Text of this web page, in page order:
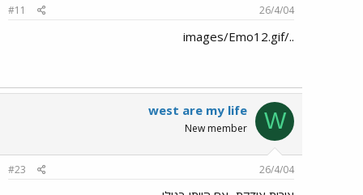
26/4/04
#11
../images/Emo12.gif
W
west are my life
New member
26/4/04
#23